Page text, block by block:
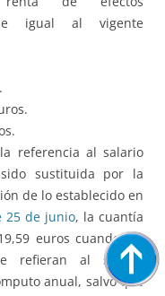
igual al vigente
referencia al salario
sustituida por la
de lo establecido en
25 de junio, la cuantía
euros cuando las
refieran al salario
anual, salvo que